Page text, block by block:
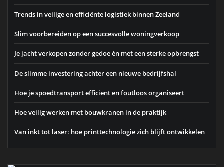
Trends in veilige en efficiënte logistiek binnen Zeeland
Slim voorbereiden op een succesvolle woningverkoop
Je jacht verkopen zonder gedoe én met een sterke opbrengst
De slimme investering achter een nieuwe bedrijfshal
Hoe je spoedtransport efficiënt en foutloos organiseert
Hoe veilig werken met bouwkranen in de praktijk
Van inkt tot laser: hoe printtechnologie zich blijft ontwikkelen